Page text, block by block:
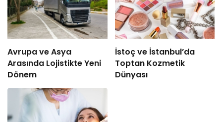
Avrupa ve Asya
Arasında Lojistikte Yeni
Dönem
İstoç ve İstanbul’da
Toptan Kozmetik
Dünyası